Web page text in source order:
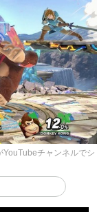
チャンネルでシ